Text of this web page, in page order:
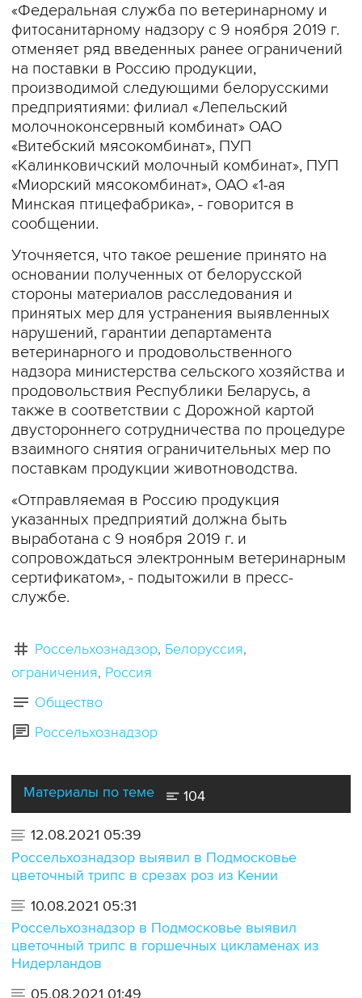
«Федеральная служба по ветеринарному и
фитосанитарному надзору с 9 ноября 2019 г.
отменяет ряд введенных ранее ограничений
на поставки в Россию продукции,
производимой следующими белорусскими
предприятиями: филиал «Лепельский
молочноконсервный комбинат» ОАО
«Витебский мясокомбинат», ПУП
«Калинковичский молочный комбинат», ПУП
«Миорский мясокомбинат», ОАО «1-ая
Минская птицефабрика», - говорится в
сообщении.
Уточняется, что такое решение принято на
основании полученных от белорусской
стороны материалов расследования и
принятых мер для устранения выявленных
нарушений, гарантии департамента
ветеринарного и продовольственного
надзора министерства сельского хозяйства и
продовольствия Республики Беларусь, а
также в соответствии с Дорожной картой
двустороннего сотрудничества по процедуре
взаимного снятия ограничительных мер по
поставкам продукции животноводства.
«Отправляемая в Россию продукция
указанных предприятий должна быть
выработана с 9 ноября 2019 г. и
сопровождаться электронным ветеринарным
сертификатом», - подытожили в пресс-
службе.
Россельхознадзор Белоруссия
ограничения Россия
Общество
Россельхознадзор
Материалы по теме 104
12.08.2021 05:39
Россельхознадзор выявил в Подмосковье
цветочный трипс в срезах роз из Кении
10.08.2021 05:31
Россельхознадзор в Подмосковье выявил
цветочный трипс в горшечных цикламенах из
Нидерландов
05.08.2021 01:49